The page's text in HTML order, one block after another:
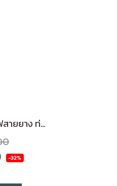
ชุดพร้อมใช้งานไฟสายยาง ท่อแบน LED Striplight 5050 220V 6W แสงWarnwhite
-32%